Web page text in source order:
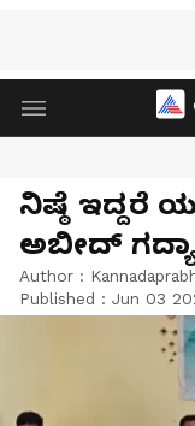
ನಿಷ್ಠೆ ಇದ್ದರೆ
ಅಬೀದ್
Author :
Published : Jun 03